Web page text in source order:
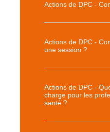
Actions de DPC -
Actions de DPC -
une session ?
Actions de DPC -
charge pour les
santé ?